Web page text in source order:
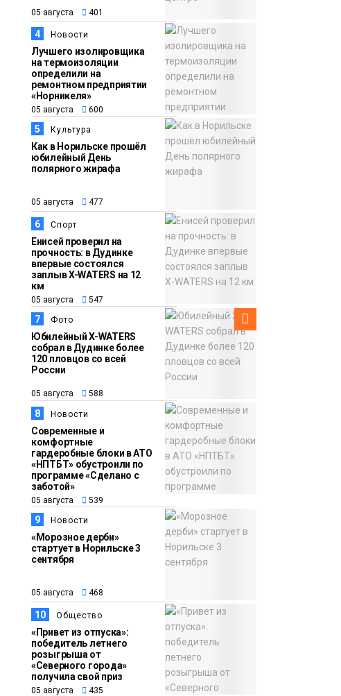
13:11
05 августа
Общество
«Привет из отпуска»:
победитель летнего
розыгрыша от
«Северного города»
получила свой приз
05 августа 401
4 Новости
Лучшего изолировщика
на термоизоляции
определили на
ремонтном предприятии
«Норникеля»
05 августа 600
5 Культура
Как в Норильске прошёл
юбилейный День
полярного жирафа
05 августа 477
6 Спорт
Енисей проверил на
прочность: в Дудинке
впервые состоялся
заплыв X-WATERS на 12
км
05 августа 547
7 Фото
Юбилейный X-WATERS
собрал в Дудинке более
120 пловцов со всей
России
05 августа 588
8 Новости
Современные и
комфортные
гардеробные блоки в АТО
«НПТБТ» обустроили по
программе «Сделано с
заботой»
05 августа 539
9 Новости
«Морозное дерби»
стартует в Норильске 3
сентября
05 августа 468
10 Общество
«Привет из отпуска»:
победитель летнего
розыгрыша от
«Северного города»
получила свой приз
05 августа 435